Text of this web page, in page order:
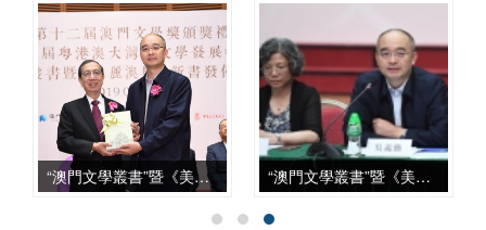
來，澳門的高等院校、澳門基金會和學術
團體作為知識產出、傳播和實踐的主體，
在構建哲學社會科學自主知識體系的征程
上，從學科建設、智庫服務、文化傳承到
國際對話等諸方面，都發揮了自身獨特的
作用，呈現出多元化、本土化、交叉化與
實務化的發展特點。
“澳門文學叢書”暨《美麗澳門》新書發佈會 “澳門文學叢書”暨《美麗澳門》座談會